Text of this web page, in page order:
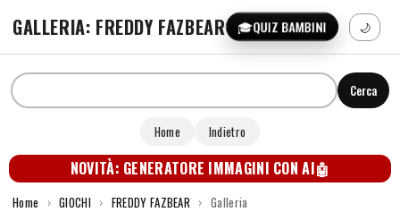
GALLERIA: FREDDY FAZBEAR 🎓QUIZ BAMBINI 🌙
Cerca
Home Indietro
NOVITÀ: GENERATORE IMMAGINI CON AI🤖
Home › GIOCHI › FREDDY FAZBEAR › Galleria